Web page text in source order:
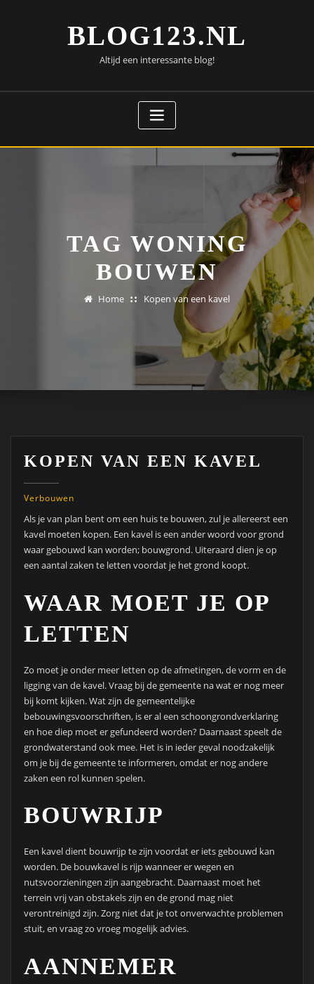
BLOG123.NL
Altijd een interessante blog!
TAG WONING
BOUWEN
Home Kopen van een kavel
KOPEN VAN EEN KAVEL
Verbouwen
Als je van plan bent om een huis te bouwen, zul je allereerst een
kavel moeten kopen. Een kavel is een ander woord voor grond
waar gebouwd kan worden; bouwgrond. Uiteraard dien je op
een aantal zaken te letten voordat je het grond koopt.
WAAR MOET JE OP
LETTEN
Zo moet je onder meer letten op de afmetingen, de vorm en de
ligging van de kavel. Vraag bij de gemeente na wat er nog meer
bij komt kijken. Wat zijn de gemeentelijke
bebouwingsvoorschriften, is er al een schoongrondverklaring
en hoe diep moet er gefundeerd worden? Daarnaast speelt de
grondwaterstand ook mee. Het is in ieder geval noodzakelijk
om je bij de gemeente te informeren, omdat er nog andere
zaken een rol kunnen spelen.
BOUWRIJP
Een kavel dient bouwrijp te zijn voordat er iets gebouwd kan
worden. De bouwkavel is rijp wanneer er wegen en
nutsvoorzieningen zijn aangebracht. Daarnaast moet het
terrein vrij van obstakels zijn en de grond mag niet
verontreinigd zijn. Zorg niet dat je tot onverwachte problemen
stuit, en vraag zo vroeg mogelijk advies.
AANNEMER